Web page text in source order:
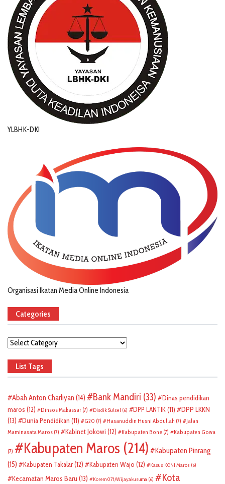
YLBHK-DKI
Organisasi Ikatan Media Online Indonesia
Categories
Categories
List Tags
Abah Anton Charliyan (14) Bank Mandiri (33)
Dinas pendidikan
maros (12) Dinsos Makassar (7) Disdik Sulsel (6) DPP LANTIK(11)
DPP LKKN
(13)
Dunia Pendidikan (11) G20 (7) Hasanuddin Husni Abdullah (7)
Jalan
Maminasata Maros (7) Kabinet Jokowi (12) Kabupaten Bone (7) Kabupaten Gowa
(7) Kabupaten Maros (214)
Kabupaten Pinrang
(15)
Kabupaten Takalar(12) Kabupaten Wajo (12) Kasus KONI Maros (6)
Kecamatan Maros Baru (13) Korem 071/Wijayakusuma (6)
Kota